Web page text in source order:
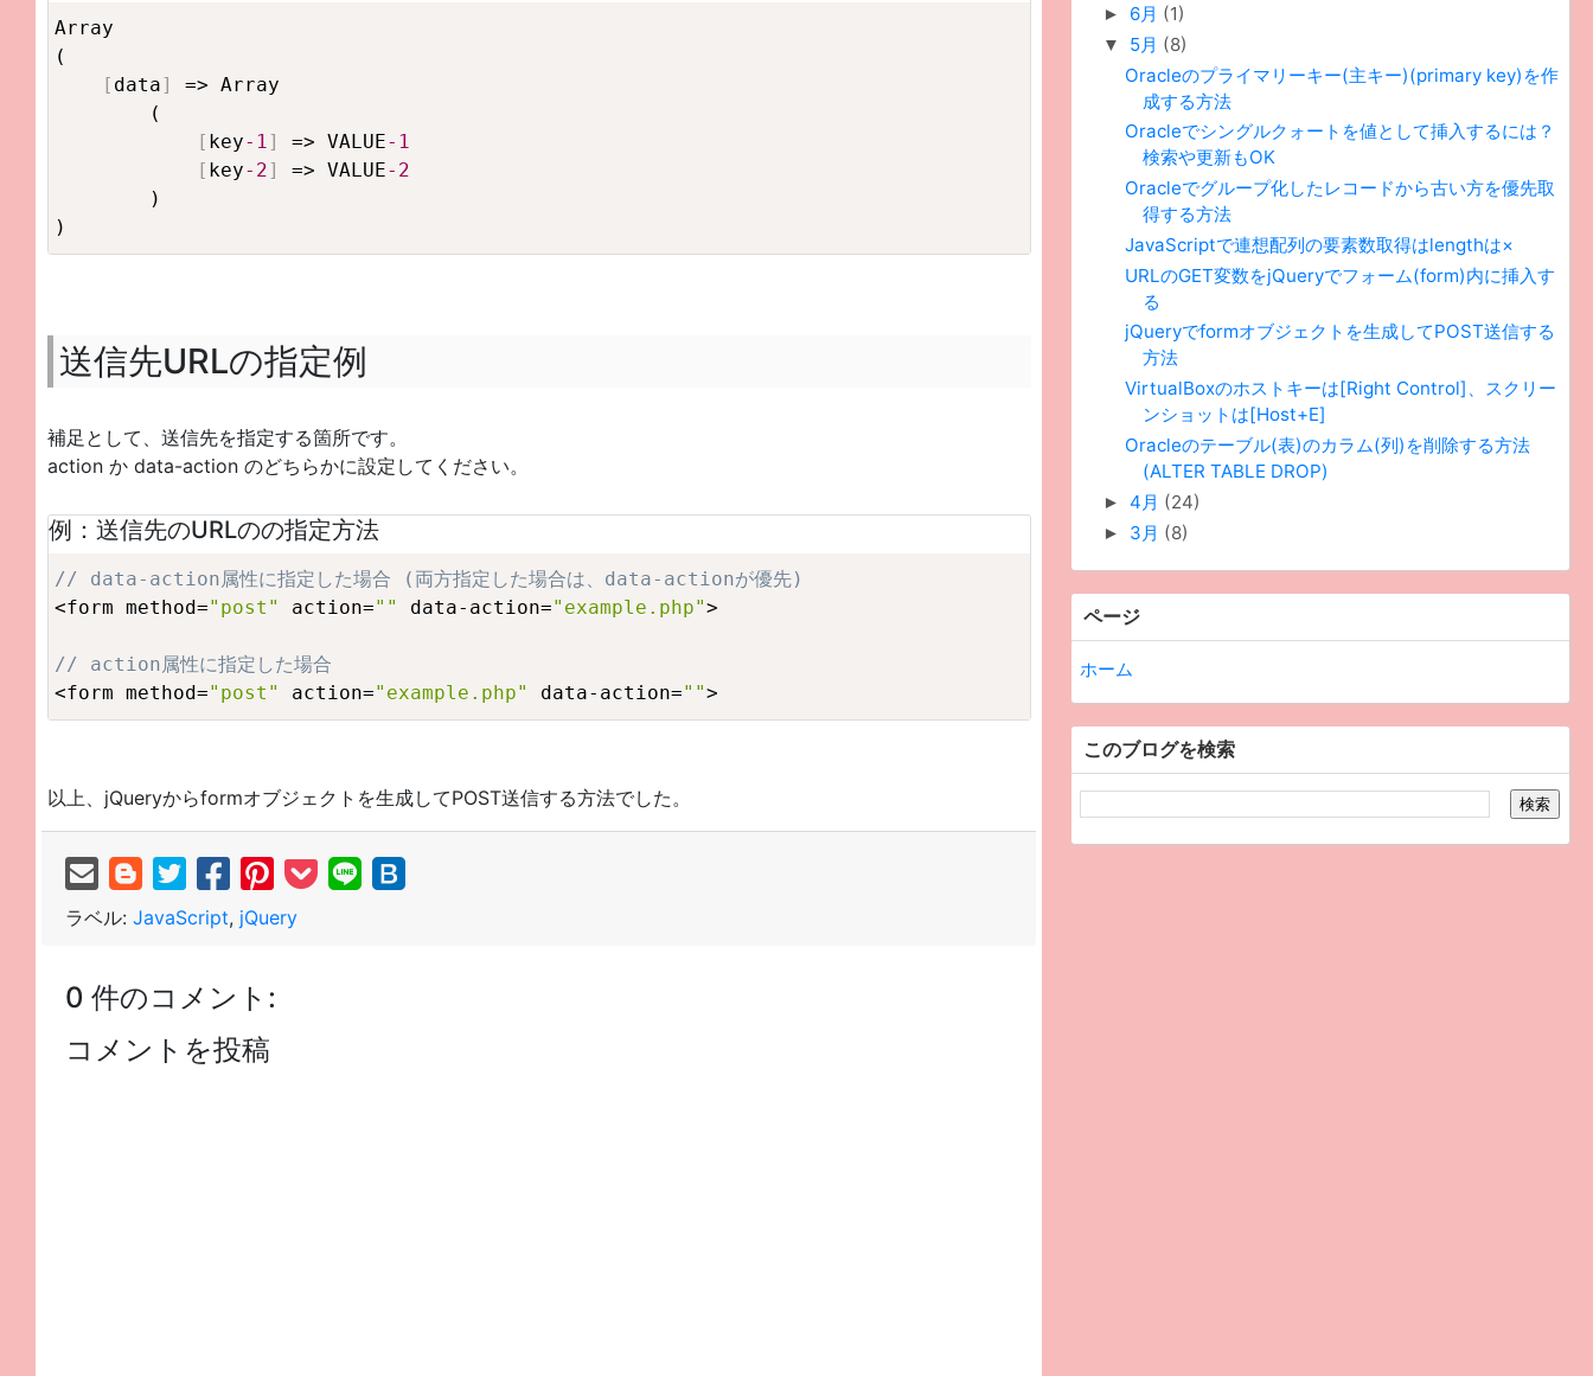
Array
(
[ data]
=> Array
        (
[ key-1] => VALUE-1
[ key-2] => VALUE-2
        )
)
送信先URLの指定例
補足として、送信先を指定する箇所です。
action か data-action のどちらかに設定してください。
例：送信先のURLのの指定方法
// data-action属性に指定した場合 (両方指定した場合は、data-actionが優先)
<form method="post" action="" data-action="example.php">
// action属性に指定した場合
<form method="post" action="example.php" data-action="">
以上、jQueryからformオブジェクトを生成してPOST送信する方法でした。
ラベル: JavaScript, jQuery
0 件のコメント:
コメントを投稿
► 6月 (1)
▼ 5月 (8)
Oracleのプライマリーキー(主キー)(primary key)を作
成する方法
Oracleでシングルクォートを値として挿入するには？
検索や更新もOK
Oracleでグループ化したレコードから古い方を優先取
得する方法
JavaScriptで連想配列の要素数取得はlengthは×
URLのGET変数をjQueryでフォーム(form)内に挿入す
る
jQueryでformオブジェクトを生成してPOST送信する
方法
VirtualBoxのホストキーは[Right Control]、スクリー
ンショットは[Host+E]
Oracleのテーブル(表)のカラム(列)を削除する方法
(ALTER TABLE DROP)
► 4月 (24)
► 3月 (8)
ページ
ホーム
このブログを検索